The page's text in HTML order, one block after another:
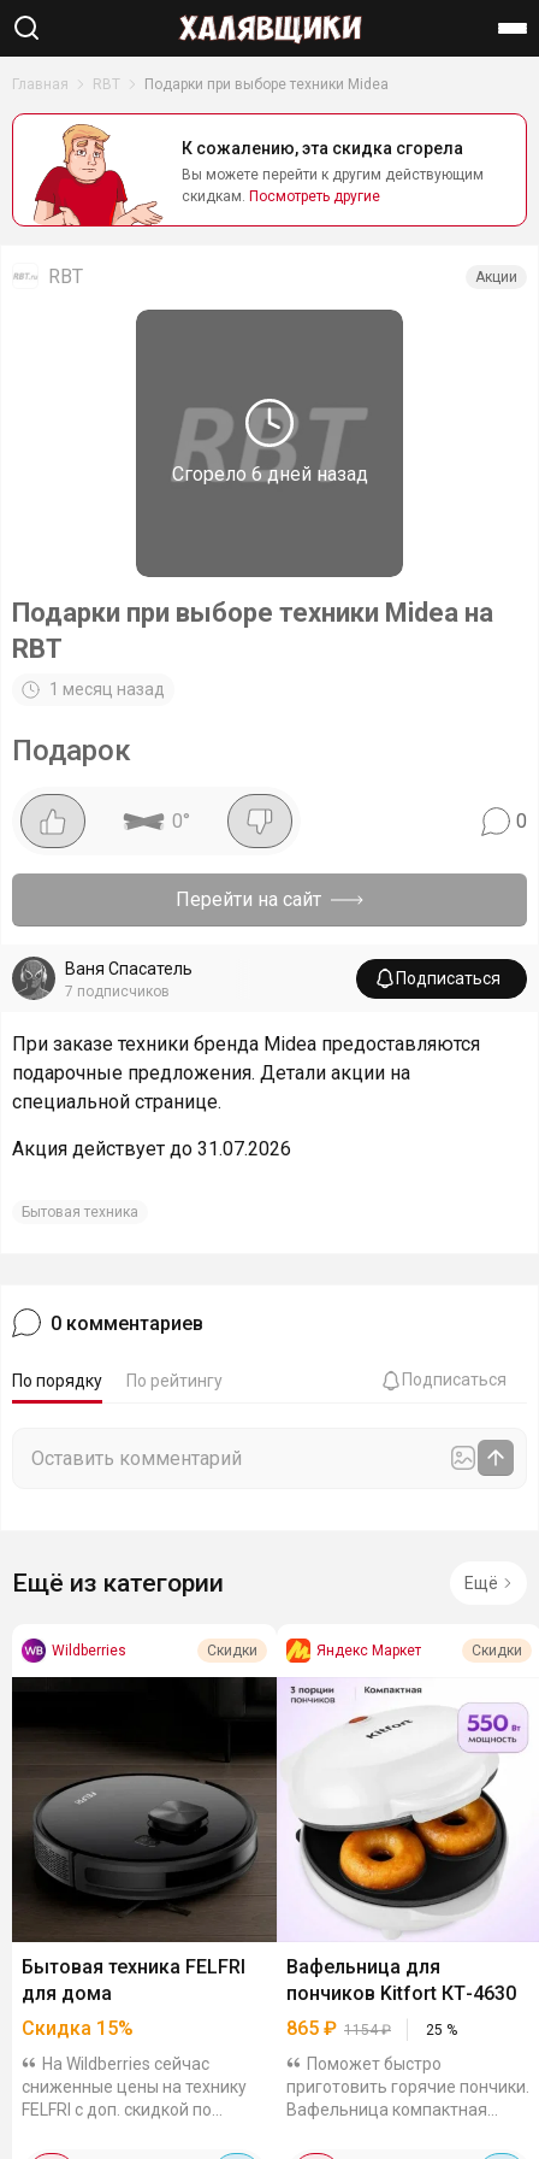
Главная RBT Подарки при выборе техники Midea
К сожалению, эта скидка сгорела
Вы можете перейти к другим действующим
скидкам. Посмотреть другие
Сгорело 6 дней назад
RBT Акции
Подарки при выборе техники Midea на
RBT
1 месяц назад
Подарок
0° 0
Перейти на сайт
Ваня Спасатель
7 подписчиков
Подписаться
При заказе техники бренда Midea предоставляются
подарочные предложения. Детали акции на
специальной странице.
Акция действует до 31.07.2026
Бытовая техника
0 комментариев
По порядку По рейтингу Подписаться
Ещё из категории Ещё
Wildberries Скидки
Бытовая техника FELFRI
для дома
Скидка 15%
На Wildberries сейчас
сниженные цены на технику
FELFRI с доп. скидкой по
Яндекс Маркет Скидки
Вафельница для
пончиков Kitfort КТ-4630
865 ₽ 1154₽ 25 %
Поможет быстро
приготовить горячие пончики.
Вафельница компактная